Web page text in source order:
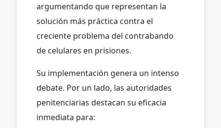
argumentando que representan la
solución más práctica contra el
creciente problema del contrabando
de celulares en prisiones.
Su implementación genera un intenso
debate. Por un lado, las autoridades
penitenciarias destacan su eficacia
inmediata para: